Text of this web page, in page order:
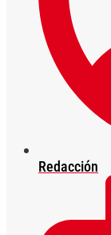
Redacción